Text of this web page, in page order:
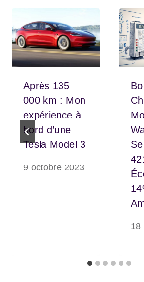
Après 135
000 km : Mon
expérience à
bord d’une
Tesla Model 3
9 octobre 2023
18